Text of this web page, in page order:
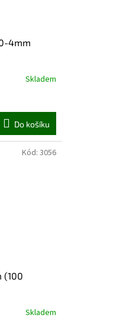
4mm
Skladem
Do košíku
(100
Skladem
Kód: 3056